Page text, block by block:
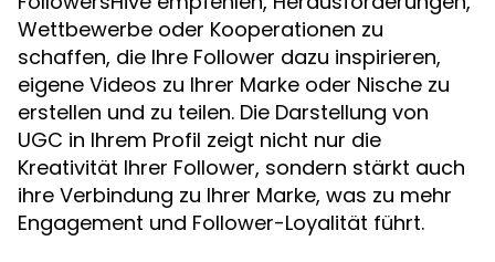
Wettbewerbe oder Kooperationen zu
schaffen, die Ihre Follower dazu inspirieren,
eigene Videos zu Ihrer Marke oder Nische zu
erstellen und zu teilen. Die Darstellung von
UGC in Ihrem Profil zeigt nicht nur die
Kreativität Ihrer Follower, sondern stärkt auch
ihre Verbindung zu Ihrer Marke, was zu mehr
Engagement und Follower-Loyalität führt.